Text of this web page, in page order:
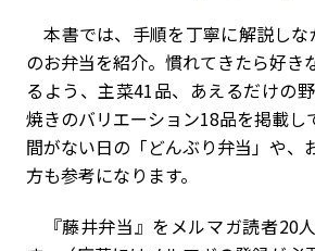
本書では、手順を丁寧に解説し
のお弁当を紹介。慣れてきたら好き
るよう、主菜41品、あえるだけの
焼きのバリエーション18品を掲載し
間がない日の「どんぶり弁当」や、
方も参考になります。
『藤井弁当』を メルマガ読者20